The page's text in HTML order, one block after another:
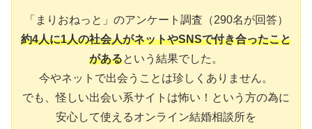
「まりおねっと」のアンケート調査（290名が回答）
約4人に1人の社会人がネットやSNSで付き合ったこと
があるという結果でした。
今やネットで出会うことは珍しくありません。
でも、怪しい出会い系サイトは怖い！という方の為に
安心して使えるオンライン結婚相談所を